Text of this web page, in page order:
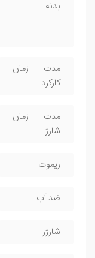
بدنه
مدت زمان
کارکرد
مدت زمان
شارژ
ریموت
ضد آب
شارژر